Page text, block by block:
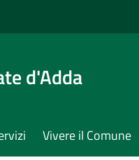
d'Adda
Vivere il Comune